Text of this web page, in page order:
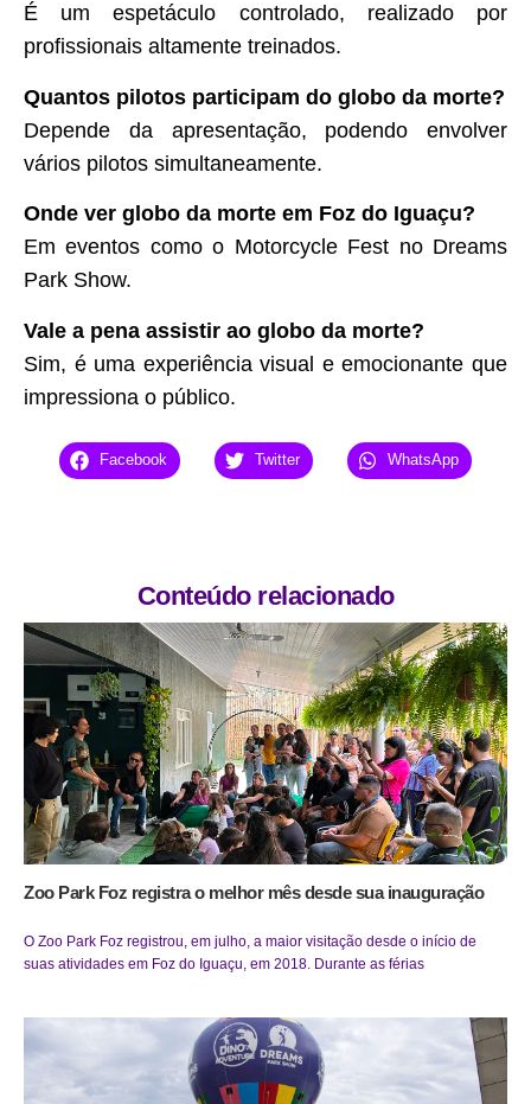
É um espetáculo controlado, realizado por
profissionais altamente treinados.
Quantos pilotos participam do globo da morte?
Depende da apresentação, podendo envolver
vários pilotos simultaneamente.
Onde ver globo da morte em Foz do Iguaçu?
Em eventos como o Motorcycle Fest no Dreams
Park Show.
Vale a pena assistir ao globo da morte?
Sim, é uma experiência visual e emocionante que
impressiona o público.
Facebook Twitter WhatsApp
Conteúdo relacionado
Zoo Park Foz registra o melhor mês desde sua inauguração
O Zoo Park Foz registrou, em julho, a maior visitação desde o início de
suas atividades em Foz do Iguaçu, em 2018. Durante as férias